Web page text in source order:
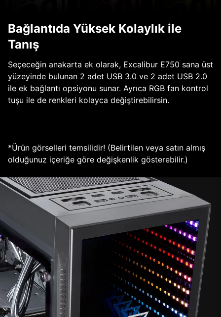
Bağlantıda Yüksek Kolaylık ile
Tanış
Seçeceğin anakarta ek olarak, Excalibur E750 sana üst
yüzeyinde bulunan 2 adet USB 3.0 ve 2 adet USB 2.0
ile ek bağlantı opsiyonu sunar. Ayrıca RGB fan kontrol
tuşu ile de renkleri kolayca değiştirebilirsin.
*Ürün görselleri temsilidir! (Belirtilen veya satın almış
olduğunuz içeriğe göre değişkenlik gösterebilir.)